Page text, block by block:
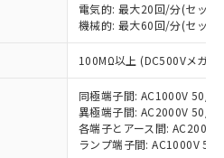
電気的: 最大20回/分(セット
機械的: 最大60回/分(セット
100MΩ以上 (DC500Vメガ)
同極端子間: AC1000V 50/
異極端子間: AC2000V 50/
各端子とアース間:
ランプ端子間: AC1000V
いただき、同意のうえ
指令（10物質）の
品が提供可能な商品で
指令（10物質）の非含
切り替える予定のある
RoHS指令（10物質）の
品で、対応品を出す予